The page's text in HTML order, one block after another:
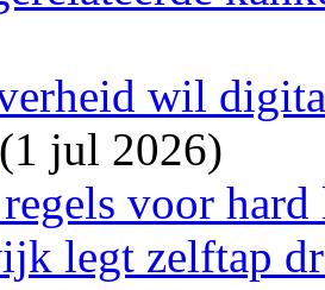
wil
(1 jul 2026)
voor hard
legt zelftap